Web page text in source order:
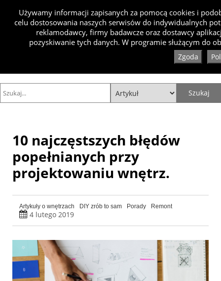
10 najczęstszych błędów
popełnianych przy
projektowaniu wnętrz.
Artykuły o wnętrzach DIY zrób to sam Porady Remont
4 lutego 2019
Używamy informacji zapisanych za pomocą cookies i
celu dostosowania naszych serwisów do indywidualnych
reklamodawcy, firmy badawcze oraz dostawcy
pozyskiwanie tych danych. W programie służącym do
Zgoda